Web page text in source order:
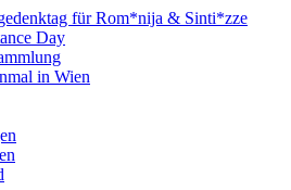
für Rom*nija & Sinti*zze
Day
in Wien